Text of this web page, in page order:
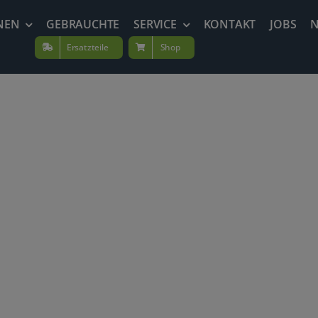
GEBRAUCHTE SERVICE KONTAKT JOBS
Ersatzteile Shop